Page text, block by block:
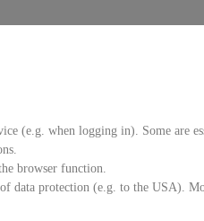
für deinen
(e.g. when logging in). Some are
browser function.
data protection (e.g. to the USA).